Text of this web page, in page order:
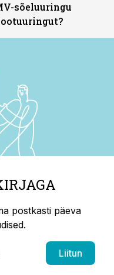
sõeluuringu
postkasti päeva
Liitun